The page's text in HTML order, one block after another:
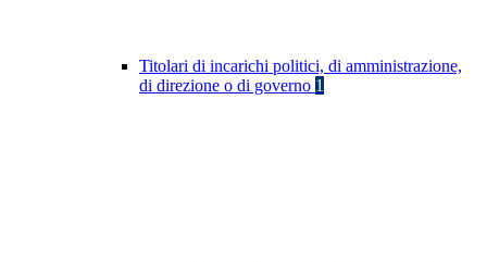
Titolari di incarichi politici, di amministrazione,
di direzione o di governo 1